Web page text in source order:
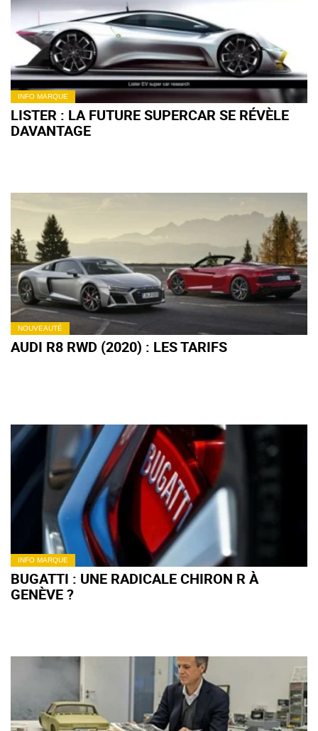
INFO MARQUE
LISTER : LA FUTURE SUPERCAR SE RÉVÈLE
DAVANTAGE
NOUVEAUTÉ
AUDI R8 RWD (2020) : LES TARIFS
INFO MARQUE
BUGATTI : UNE RADICALE CHIRON R À
GENÈVE ?